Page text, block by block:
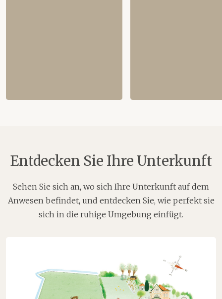
Entdecken Sie Ihre Unterkunft
Sehen Sie sich an, wo sich Ihre Unterkunft auf dem
Anwesen befindet, und entdecken Sie, wie perfekt sie
sich in die ruhige Umgebung einfügt.